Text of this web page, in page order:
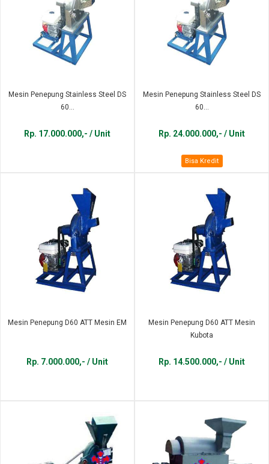
Mesin Penepung Stainless Steel DS
60...
Rp. 17.000.000,- / Unit
Mesin Penepung Stainless Steel DS
60...
Rp. 24.000.000,- / Unit
Bisa Kredit
Mesin Penepung D60 ATT Mesin EM
Rp. 7.000.000,- / Unit
Mesin Penepung D60 ATT Mesin
Kubota
Rp. 14.500.000,- / Unit